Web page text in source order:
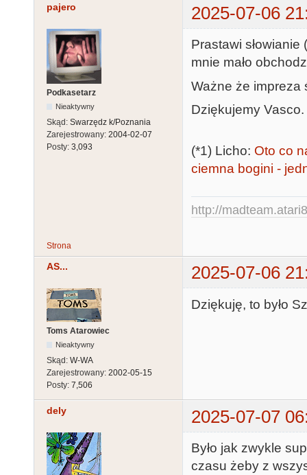
pajero 2025-07-06
Podkasetarz
Nieaktywny
Skąd: Swarzędz k/Poznania
Zarejestrowany: 2004-02-07
Posty: 3,093
Prastawi
mnie mało
Ważne że impreza
Dziękujemy Vasco.
(*1) Licho: Oto co
ciemna bogini -
http://
Strona
AS... 2025-07-06
Toms Atarowiec
Nieaktywny
Skąd: W-WA
Zarejestrowany: 2002-05-15
Posty: 7,506
Dziękuję, to było
dely 2025-07-07
Było jak zwykle
czasu żeby z